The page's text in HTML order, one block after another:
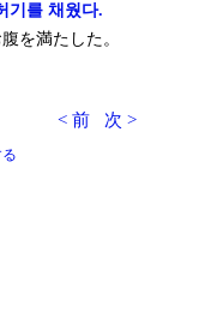
기를 채웠다.
を満たした。
< 前 次 >